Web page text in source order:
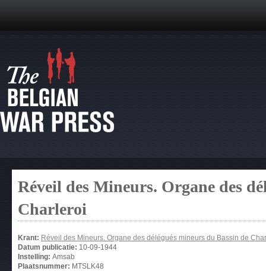
Réveil des Mineurs. Organe des
Charleroi
Krant: Réveil des Mineurs. Organe des délégués mineurs du Bassin de
Datum publicatie: 10-09-1944
Instelling: Amsab
Plaatsnummer: MTSLK48